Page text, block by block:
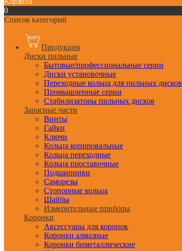
0
Список категорий
Продукция
Диски пильные
Бытовые/профессиональные серии
Диски установочные
Переходные кольца для пильных дисков
Промышленные серии
Стабилизаторы пильных дисков
Запасные части
Винты
Гайки
Ключи
Кольца копировальные
Кольца переходные
Кольца проставочные
Подшипники
Саморезы
Стопорные кольца
Шайбы
Измерительные приборы
Коронки
Аксессуары для коронок
Коронки алмазные
Коронки биметаллические